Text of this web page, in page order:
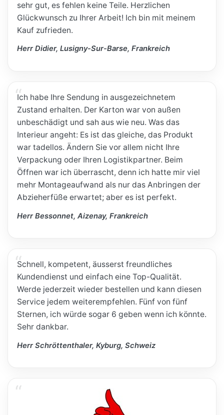
sehr gut, es fehlen keine Teile. Herzlichen
Glückwunsch zu Ihrer Arbeit! Ich bin mit meinem
Kauf zufrieden.
Herr Didier, Lusigny-Sur-Barse, Frankreich
Ich habe Ihre Sendung in ausgezeichnetem
Zustand erhalten. Der Karton war von außen
unbeschädigt und sah aus wie neu. Was das
Interieur angeht: Es ist das gleiche, das Produkt
war tadellos. Ändern Sie vor allem nicht Ihre
Verpackung oder Ihren Logistikpartner. Beim
Öffnen war ich überrascht, denn ich hatte mir viel
mehr Montageaufwand als nur das Anbringen der
Abzieherfüße erwartet; aber es ist perfekt.
Herr Bessonnet, Aizenay, Frankreich
Schnell, kompetent, äusserst freundliches
Kundendienst und einfach eine Top-Qualität.
Werde jederzeit wieder bestellen und kann diesen
Service jedem weiterempfehlen. Fünf von fünf
Sternen, ich würde sogar 6 geben wenn ich könnte.
Sehr dankbar.
Herr Schröttenthaler, Kyburg, Schweiz